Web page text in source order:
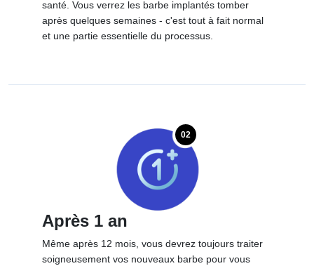
santé. Vous verrez les barbe implantés tomber
après quelques semaines - c'est tout à fait normal
et une partie essentielle du processus.
02
Après 1 an
Même après 12 mois, vous devrez toujours traiter
soigneusement vos nouveaux barbe pour vous